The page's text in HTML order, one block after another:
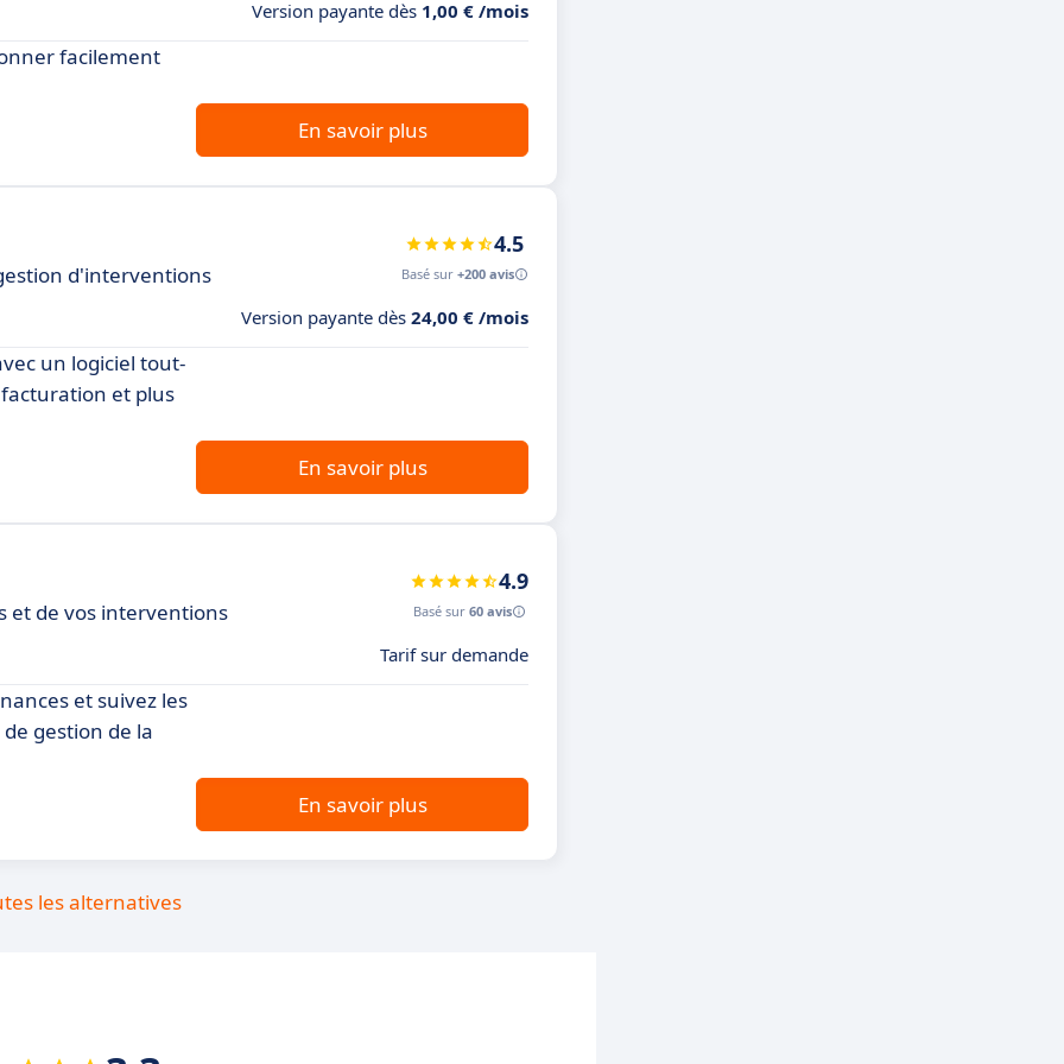
Version payante dès 1,00 € /mois
facilement
En savoir plus
d'interventions
4.5
Basé sur +200 avis
Version payante dès 24,00 € /mois
un logiciel tout-
et plus
En savoir plus
et de vos interventions
4.9
Basé sur 60 avis
Tarif sur demande
et suivez les
gestion de la
En savoir plus
les alternatives